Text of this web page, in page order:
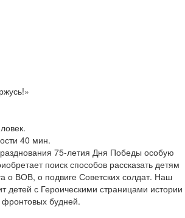
40 мин.
75-летия Дня Победы особую
поиск способов рассказать детям
о ВОВ, о подвиге Советских солдат. Наш
детей с Героическими страницами истории
будней.